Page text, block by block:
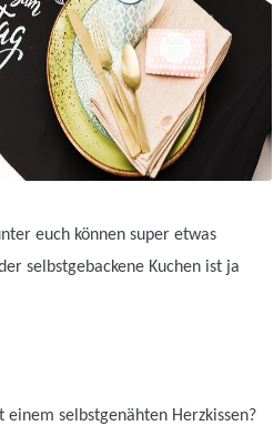
euch können super etwas
selbstgebackene Kuchen ist ja
selbstgenähten Herzkissen?